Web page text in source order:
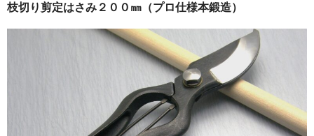
枝切り剪定はさみ２００㎜（プロ仕様本鍛造）